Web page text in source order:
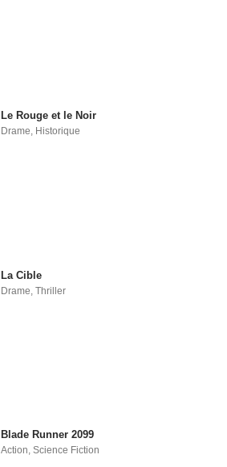
Le Rouge et le Noir
Drame, Historique
La Cible
Drame ,Thriller
Blade Runner 2099
Action,Science Fiction